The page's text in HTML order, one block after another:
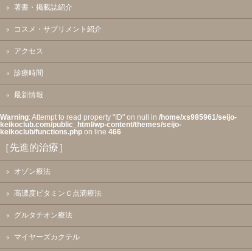
著書・掲載誌紹介
コスメ・サプリメント紹介
アクセス
診療時間
最新情報
Warning: Attempt to read property "ID" on null in /home/xs985961/seijo-
keikoclub.com/public_html/wp-content/themes/seijo-
keikoclub/functions.php on line 466
［先進的治療］
オゾン療法
高濃度ビタミンＣ点滴療法
グルタチオン療法
マイヤーズカクテル